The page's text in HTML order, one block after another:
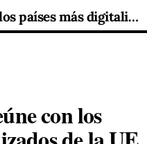
Óscar López se reúne con los países más digitalizados de la UE en el foro D9+
con los